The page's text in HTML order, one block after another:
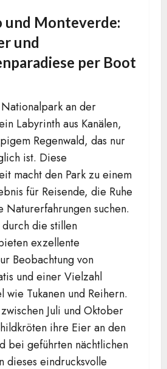
und Monteverde:
und
per Boot
an der
Labyrinth aus Kanälen,
Regenwald, das nur
ist. Diese
macht den Park zu einem
für Reisende, die Ruhe
Naturerfahrungen suchen.
die stillen
exzellente
Beobachtung von
und einer Vielzahl
wie Tukanen und Reihern.
Juli und Oktober
ihre Eier an den
bei geführten nächtlichen
dieses eindrucksvolle